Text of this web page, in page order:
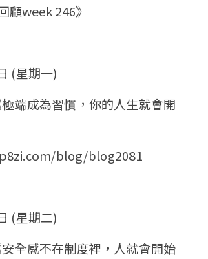
顧week 246》
(星期一)
端成為習慣，你的人生就會開
blog/blog2081
(星期二)
全感不在制度裡，人就會開始